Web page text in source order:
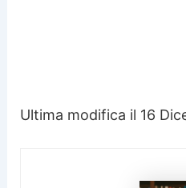
Ultima modifica il 16